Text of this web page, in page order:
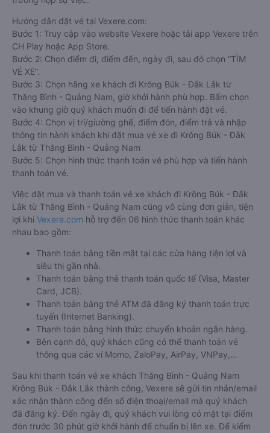
Hướng dẫn đặt vé tại Vexere.com:
Bước 1: Truy cập vào website Vexere hoặc tải app Vexere trên
CH Play hoặc App Store.
Bước 2: Chọn điểm đi, điểm đến, ngày đi, sau đó chọn “TÌM
VÉ XE”.
Bước 3: Chọn hãng xe khách đi Krông Búk - Đắk Lắk từ
Thăng Bình - Quảng Nam, giờ khởi hành phù hợp. Bấm chọn
vào khung giờ quý khách muốn đi để tiến hành đặt vé.
Bước 4: Chọn vị trí/giường ghế, điểm đón, điểm trả và nhập
thông tin hành khách khi đặt mua vé xe đi Krông Búk - Đắk
Lắk từ Thăng Bình - Quảng Nam
Bước 5: Chọn hình thức thanh toán vé phù hợp và tiến hành
thanh toán vé.
Việc đặt mua và thanh toán vé xe khách đi Krông Búk - Đắk
Lắk từ Thăng Bình - Quảng Nam cũng vô cùng đơn giản, tiện
lợi khi Vexere.com hỗ trợ đến 06 hình thức thanh toán khác
nhau bao gồm:
Thanh toán bằng tiền mặt tại các cửa hàng tiện lợi và
siêu thị gần nhà.
Thanh toán bằng thẻ thanh toán quốc tế (Visa, Master
Card, JCB).
Thanh toán bằng thẻ ATM đã đăng ký thanh toán trực
tuyến (Internet Banking).
Thanh toán bằng hình thức chuyển khoản ngân hàng.
Bên cạnh đó, quý khách cũng có thể thanh toán vé
thông qua các ví Momo, ZaloPay, AirPay, VNPay,…
Sau khi thanh toán vé xe khách Thăng Bình - Quảng Nam
Krông Búk - Đắk Lắk thành công, Vexere sẽ gửi tin nhắn/email
xác nhận thành công đến số điện thoại/email mà quý khách
đã đăng ký. Đến ngày đi, quý khách vui lòng có mặt tại điểm
đón trước 30 phút giờ khởi hành để chuẩn bị lên xe. Để kiểm